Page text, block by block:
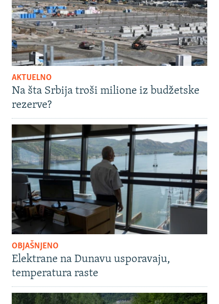
AKTUELNO
Na šta Srbija troši milione iz budžetske
rezerve?
OBJAŠNJENO
Elektrane na Dunavu usporavaju,
temperatura raste